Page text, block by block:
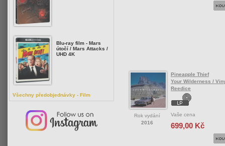
Rok vydání
2016
Pineapple Thief
Your Wilderness /
Reedice
Vaše cena
699,00 Kč
Blu-ray film - Mars
útočí / Mars Attacks /
UHD 4K
Všechny předobjednávky - Film